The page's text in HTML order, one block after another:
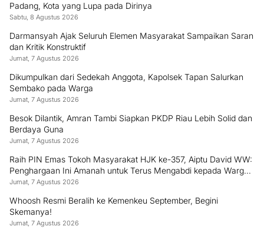
Padang, Kota yang Lupa pada Dirinya
Sabtu, 8 Agustus 2026
Darmansyah Ajak Seluruh Elemen Masyarakat Sampaikan Saran
dan Kritik Konstruktif
Jumat, 7 Agustus 2026
Dikumpulkan dari Sedekah Anggota, Kapolsek Tapan Salurkan
Sembako pada Warga
Jumat, 7 Agustus 2026
Besok Dilantik, Amran Tambi Siapkan PKDP Riau Lebih Solid dan
Berdaya Guna
Jumat, 7 Agustus 2026
Raih PIN Emas Tokoh Masyarakat HJK ke-357, Aiptu David WW:
Penghargaan Ini Amanah untuk Terus Mengabdi kepada Warga
Padang
Jumat, 7 Agustus 2026
Whoosh Resmi Beralih ke Kemenkeu September, Begini
Skemanya!
Jumat, 7 Agustus 2026